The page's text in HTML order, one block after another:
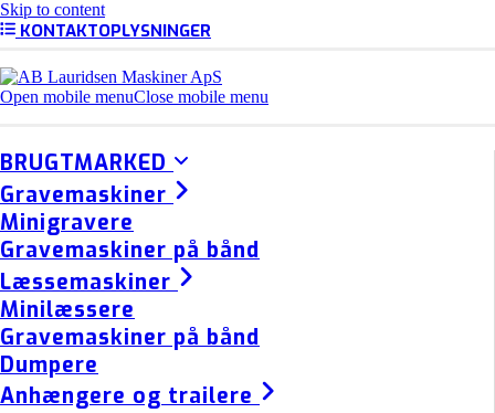
Skip to content
KONTAKTOPLYSNINGER
Open mobile menuClose mobile menu
BRUGTMARKED
Gravemaskiner
Minigravere
Gravemaskiner på bånd
Læssemaskiner
Minilæssere
Gravemaskiner på bånd
Dumpere
Anhængere og trailere